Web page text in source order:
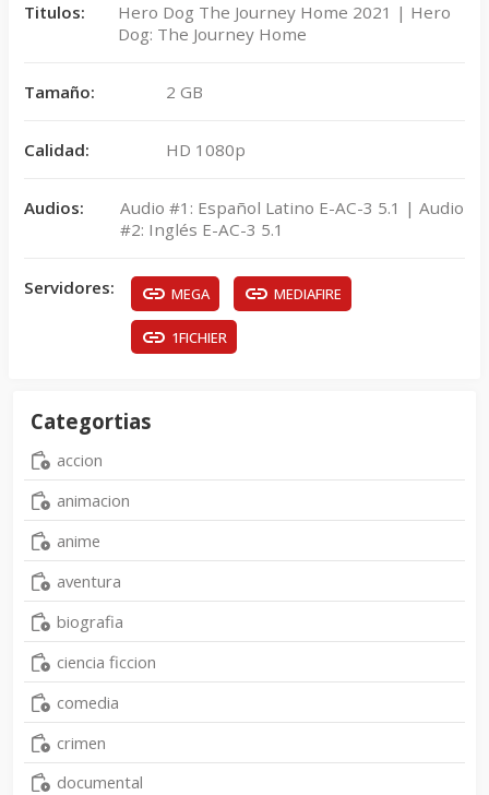
Titulos:
Hero Dog The Journey Home 2021 | Hero
Dog: The Journey Home
Tamaño: 2 GB
Calidad: HD 1080p
Audios:
Audio #1: Español Latino E-AC-3 5.1 | Audio
#2: Inglés E-AC-3 5.1
Servidores: MEGA MEDIAFIRE
1FICHIER
Categortias
accion
animacion
anime
aventura
biografia
ciencia ficcion
comedia
crimen
documental